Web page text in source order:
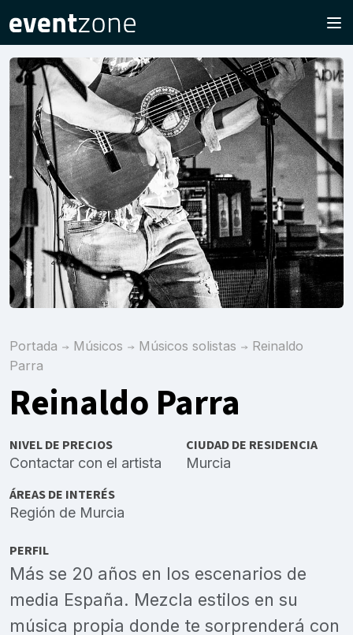
Portada Músicos Músicos solistas
Reinaldo
Parra
Reinaldo Parra
NIVEL DE PRECIOS
Contactar con el artista
CIUDAD DE RESIDENCIA
Murcia
ÁREAS DE INTERÉS
Región de Murcia
PERFIL
Más se 20 años en los escenarios de
media España. Mezcla estilos en su
música propia donde te sorprenderá con